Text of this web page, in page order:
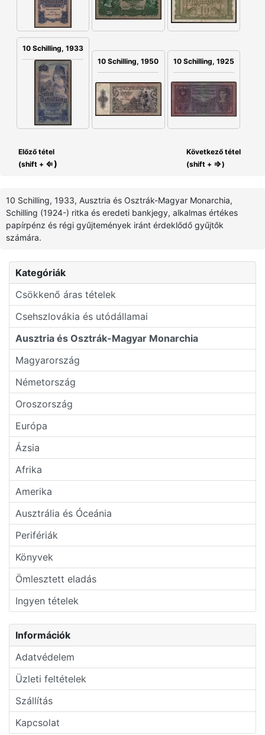
Kategóriák
Csökkenő áras tételek
Csehszlovákia és utódállamai
Ausztria és Osztrák-Magyar Monarchia
Magyarország
Németország
Oroszország
Európa
Ázsia
Afrika
Amerika
Ausztrália és Óceánia
Perifériák
Könyvek
Ömlesztett eladás
Ingyen tételek
Információk
Adatvédelem
Üzleti feltételek
Szállítás
Kapcsolat
10 Schilling, 1933
10 Schilling, 1950
10 Schilling, 1925
Előző tétel
(shift + ⇐)
Következő tétel
(shift + ⇒)
10 Schilling, 1933, Ausztria és Osztrák-Magyar Monarchia,
Schilling (1924-) ritka és eredeti bankjegy, alkalmas értékes
papírpénz és régi gyűjtemények iránt érdeklődő gyűjtők
számára.